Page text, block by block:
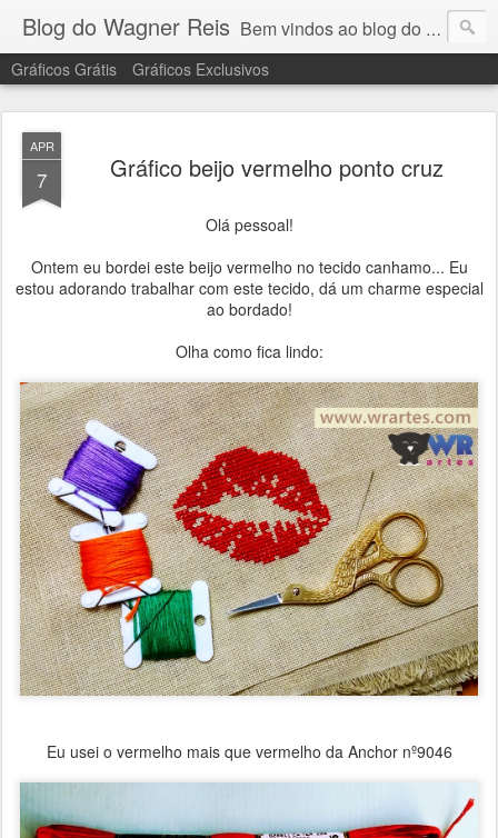
Blog do Wagner Reis Bem vindos ao blog do Wagner Reis. Acompanhe as vídeo aulas de ponto cruz, dicas, gráficos para ponto cruz e artesanatos e tudo para bordados em ponto cruz.
Gráficos Grátis Gráficos Exclusivos
APR
7 Gráfico beijo vermelho ponto cruz
Olá pessoal!
Ontem eu bordei este beijo vermelho no tecido canhamo... Eu
estou adorando trabalhar com este tecido, dá um charme especial
ao bordado!
Olha como fica lindo:
Eu usei o vermelho mais que vermelho da Anchor nº9046